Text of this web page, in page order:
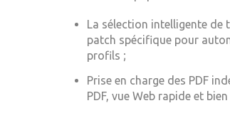
La sélection intelligente de
patch spécifique pour
profils ;
Prise en charge des PDF
PDF, vue Web rapide et